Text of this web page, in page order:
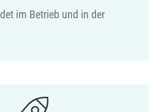
im Betrieb und in der